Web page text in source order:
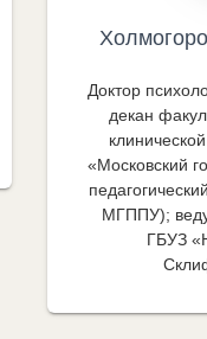
Доктор
декан
«Московский
МГППУ);
ГБУЗ